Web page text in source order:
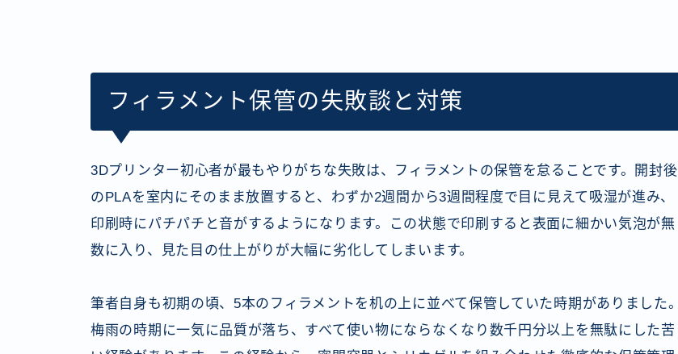
フィラメント保管の失敗談と対策
3Dプリンター初心者が最もやりがちな失敗は、フィラメントの保管を怠ることです。開封後
のPLAを室内にそのまま放置すると、わずか2週間から3週間程度で目に見えて吸湿が進み、
印刷時にパチパチと音がするようになります。この状態で印刷すると表面に細かい気泡が無
数に入り、見た目の仕上がりが大幅に劣化してしまいます。
筆者自身も初期の頃、5本のフィラメントを机の上に並べて保管していた時期がありました。
梅雨の時期に一気に品質が落ち、すべて使い物にならなくなり数千円分以上を無駄にした苦